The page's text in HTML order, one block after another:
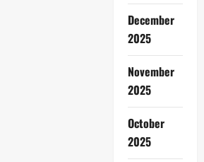
December
2025
November
2025
October
2025